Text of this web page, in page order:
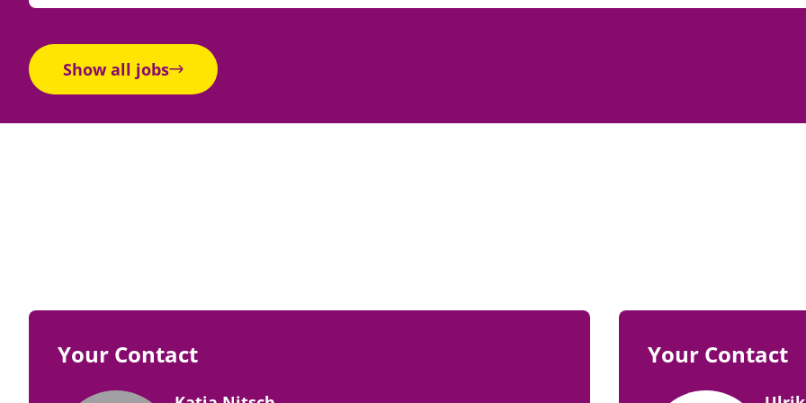
Show all jobs
Your Contact Your Contact